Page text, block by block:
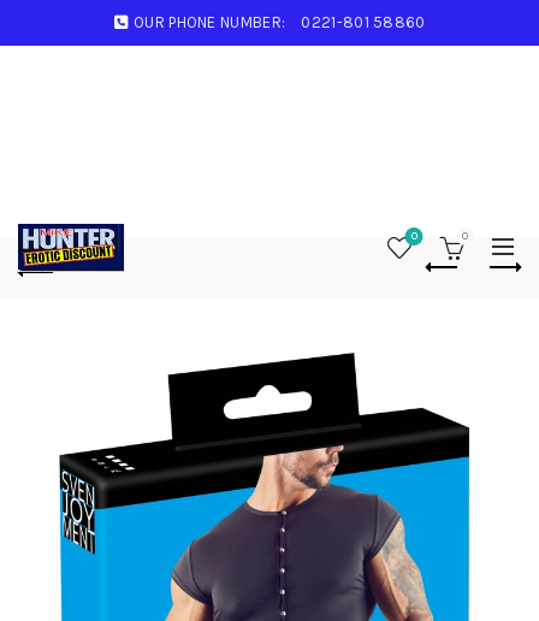
OUR PHONE NUMBER: 0221-801 58860
0 0